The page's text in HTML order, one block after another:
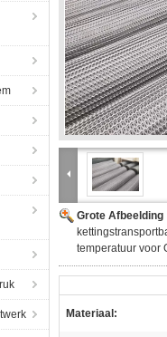
Grote Afbeelding
temperatuur voor
Materiaal: